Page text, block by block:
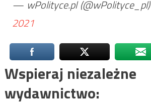
— wPolityce.pl (@wPolityce_pl)
2021
Wspieraj niezależne
wydawnictwo: